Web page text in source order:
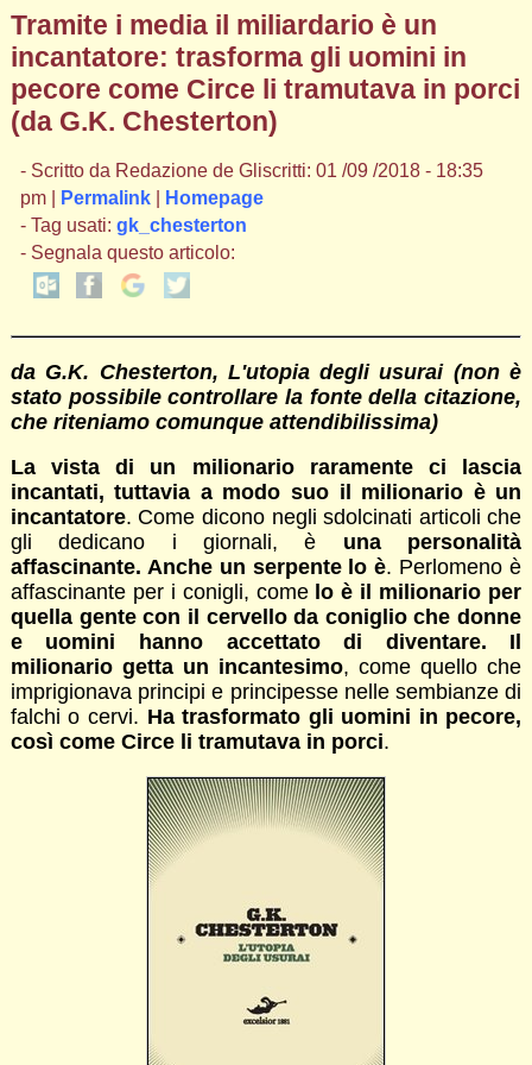
Tramite i media il miliardario è un
incantatore: trasforma gli uomini in
pecore come Circe li tramutava in porci
(da G.K. Chesterton)
- Scritto da Redazione de Gliscritti: 01 /09 /2018 - 18:35
pm |
Permalink|
Homepage
- Tag usati: gk_chesterton
- Segnala questo articolo:
da G.K. Chesterton, L'utopia degli usurai (non è
stato possibile controllare la fonte della citazione,
che riteniamo comunque attendibilissima)
La vista di un milionario raramente ci lascia
incantati, tuttavia a modo suo il milionario è un
incantatore. Come dicono negli sdolcinati articoli che
gli dedicano i giornali, è una personalità
affascinante. Anche un serpente lo è. Perlomeno è
affascinante per i conigli, come lo è il milionario per
quella gente con il cervello da coniglio che donne
e uomini hanno accettato di diventare. Il
milionario getta un incantesimo, come quello che
imprigionava principi e principesse nelle sembianze di
falchi o cervi. Ha trasformato gli uomini in pecore,
così come Circe li tramutava in porci.